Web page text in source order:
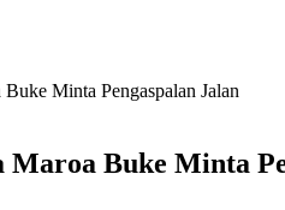
Minta Pengaspalan Jalan
Maroa Buke Minta